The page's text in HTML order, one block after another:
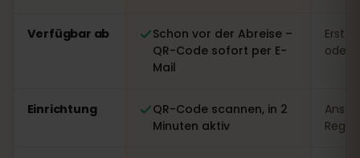
Verfügbar ab
Schon vor der Abreise –
QR-Code sofort per E-
Mail
Erst
oder
Einrichtung
QR-Code scannen, in 2
Minuten aktiv